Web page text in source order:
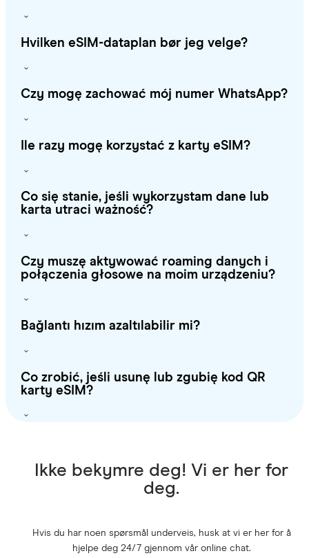
Hvilken eSIM-dataplan bør jeg velge?
Czy mogę zachować mój numer WhatsApp?
Ile razy mogę korzystać z karty eSIM?
Co się stanie, jeśli wykorzystam dane lub
karta utraci ważność?
Czy muszę aktywować roaming danych i
połączenia głosowe na moim urządzeniu?
Bağlantı hızım azaltılabilir mi?
Co zrobić, jeśli usunę lub zgubię kod QR
karty eSIM?
Ikke bekymre deg! Vi er her for
deg.
Hvis du har noen spørsmål underveis, husk at vi er her for å
hjelpe deg 24/7 gjennom vår online chat.